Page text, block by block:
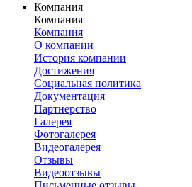
Компания
Компания
Компания
О компании
История компании
Достижения
Социальная политика
Документация
Партнерство
Галерея
Фотогалерея
Видеогалерея
Отзывы
Видеоотзывы